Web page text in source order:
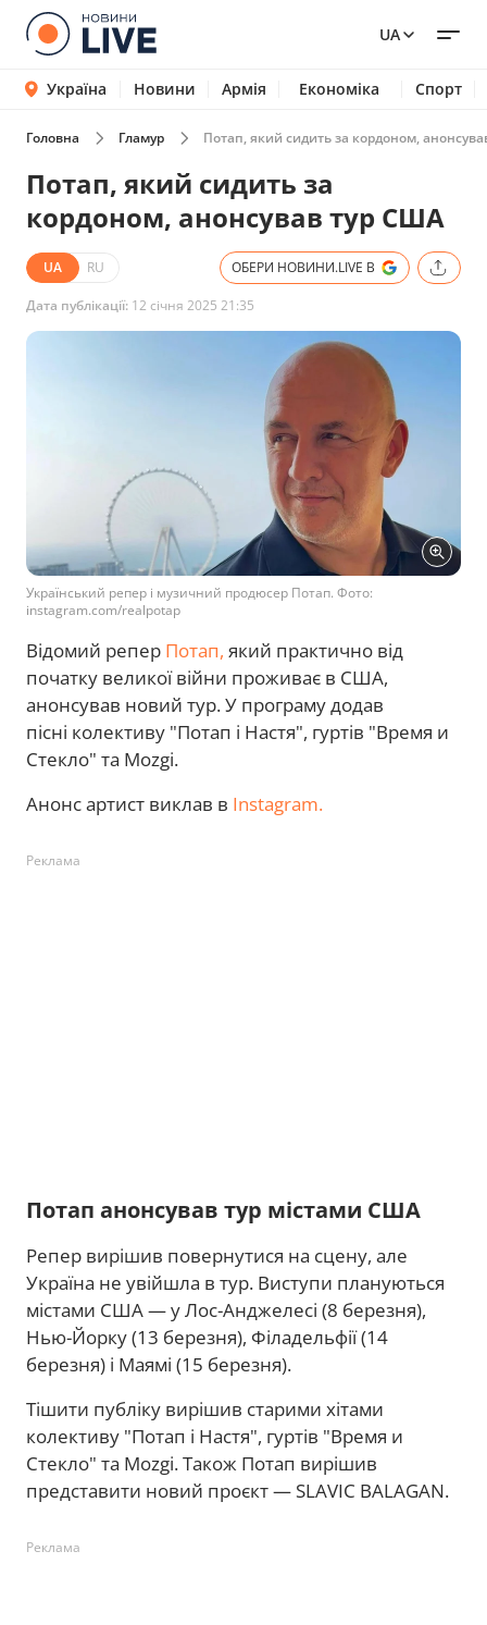
UA
Україна Новини Армія Економіка Спорт
Головна Гламур Потап, який сидить за кордоном,
Потап, який сидить за
кордоном, анонсував тур США
UA RU ОБЕРИ НОВИНИ.LIVE В
Дата публікації: 12 січня 2025 21:35
Український репер і музичний продюсер Потап. Фото:
instagram.com/realpotap
Відомий репер Потап, який практично від
початку великої війни проживає в США,
анонсував новий тур. У програму додав
пісні колективу "Потап і Настя", гуртів "Время и
Стекло" та Mozgi.
Анонс артист виклав в Instagram.
Реклама
Потап анонсував тур містами США
Репер вирішив повернутися на сцену, але
Україна не увійшла в тур. Виступи плануються
містами США — у Лос-Анджелесі (8 березня),
Нью-Йорку (13 березня), Філадельфії (14
березня) і Маямі (15 березня).
Тішити публіку вирішив старими хітами
колективу "Потап і Настя", гуртів "Время и
Стекло" та Mozgi. Також Потап вирішив
представити новий проєкт — SLAVIC BALAGAN.
Реклама